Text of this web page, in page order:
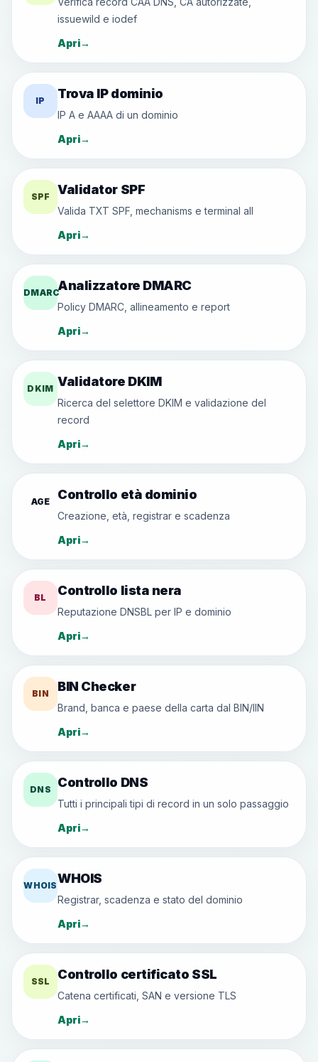
issuewild e iodef
Apri→
IP Trova IP dominio
IP A e AAAA di un dominio
Apri→
SPF Validator SPF
Valida TXT SPF, mechanisms e terminal all
Apri→
DMARCAnalizzatore DMARC
Policy DMARC, allineamento e report
Apri→
DKIM Validatore DKIM
Ricerca del selettore DKIM e validazione del
record
Apri→
AGE Controllo età dominio
Creazione, età, registrar e scadenza
Apri→
BL Controllo lista nera
Reputazione DNSBL per IP e dominio
Apri→
BIN BIN Checker
Brand, banca e paese della carta dal BIN/IIN
Apri→
DNS Controllo DNS
Tutti i principali tipi di record in un solo passaggio
Apri→
WHOISWHOIS
Registrar, scadenza e stato del dominio
Apri→
SSL Controllo certificato SSL
Catena certificati, SAN e versione TLS
Apri→